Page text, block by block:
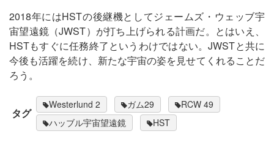
2018年にはHSTの後継機としてジェームズ・ウェッブ宇
宙望遠鏡（JWST）が打ち上げられる計画だ。とはいえ、
HSTもすぐに任務終了というわけではない。JWSTと共に
今後も活躍を続け、新たな宇宙の姿を見せてくれることだ
ろう。
タグ
Westerlund 2 ガム29
RCW 49
ハッブル宇宙望遠鏡
HST